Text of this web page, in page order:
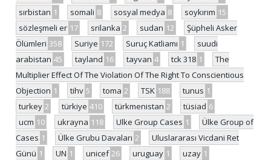
sırbistan 1 somali 8 sosyal medya 8 soykırım 15
sözleşmeli er 17 srilanka 2 sudan 12
Şüpheli Asker
Ölümleri 358 Suriye 172 Suruç Katliamı 1
suudi
arabistan 45 tayland 16 tayvan 4 tck 318 1
The
Multiplier Effect Of The Violation Of The Right To Conscientious
Objection 1 tihv 5 toma 2 TSK 188 tunus 1
turkey 2 türkiye 410 türkmenistan 2 tüsiad 6
ucm 10 ukrayna 118 Ulke Group Cases 1
Ülke Group of
Cases 1 Ülke Grubu Davaları 2
Uluslararası Vicdani Ret
Günü 1 UN 1 unicef 26 uruguay 1 uzay 1